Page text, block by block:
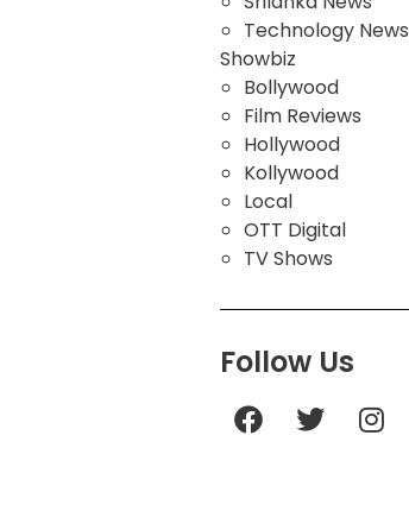
Technology News
Showbiz
Bollywood
Film Reviews
Hollywood
Kollywood
Local
OTT Digital
TV Shows
Follow Us